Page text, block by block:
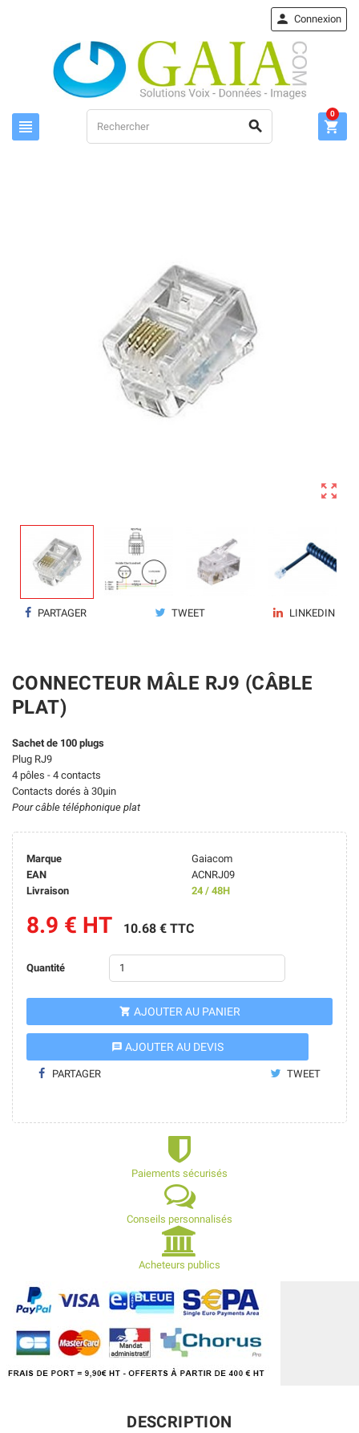
 
 Connexion

0

PARTAGER TWEET LINKEDIN
CONNECTEUR MÂLE RJ9 (CÂBLE
PLAT)
Sachet de 100 plugs
Plug RJ9
4 pôles - 4 contacts
Contacts dorés à 30μin
Pour câble téléphonique plat
Marque
Gaiacom
EAN
ACNRJ09
Livraison
24 / 48H
8.9 € HT 10.68 € TTC
Quantité
 AJOUTER AU PANIER
message AJOUTER AU DEVIS
PARTAGER TWEET
Paiements sécurisés
Conseils personnalisés
Acheteurs publics
DESCRIPTION